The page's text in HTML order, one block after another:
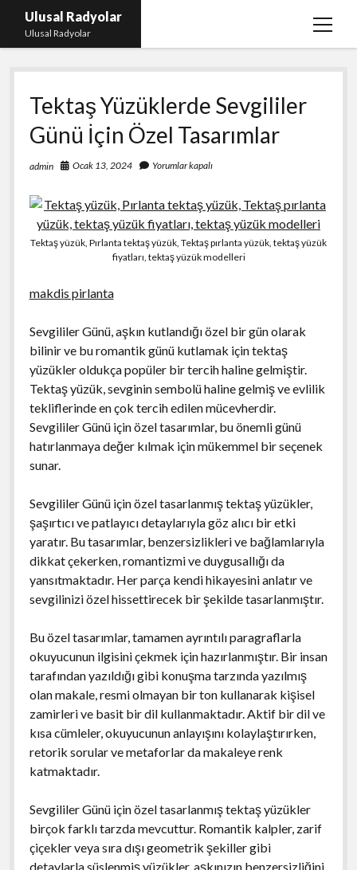
Ulusal Radyolar
Ulusal Radyolar
menüyü
Ana Başlık: Discord Instagram Botu
Instagram Beğeni Kazanma Ücretsiz
Liste
Sayfa Listesi
Tektaş Yüzüklerde Sevgililer
Günü İçin Özel Tasarımlar
admin Ocak 13, 2024 Yorumlar kapalı
Tektaş yüzük, Pırlanta tektaş yüzük, Tektaş pırlanta yüzük, tektaş yüzük
fiyatları, tektaş yüzük modelleri
makdis pirlanta
Sevgililer Günü, aşkın kutlandığı özel bir gün olarak
bilinir ve bu romantik günü kutlamak için tektaş
yüzükler oldukça popüler bir tercih haline gelmiştir.
Tektaş yüzük, sevginin sembolü haline gelmiş ve evlilik
tekliflerinde en çok tercih edilen mücevherdir.
Sevgililer Günü için özel tasarımlar, bu önemli günü
hatırlanmaya değer kılmak için mükemmel bir seçenek
sunar.
Sevgililer Günü için özel tasarlanmış tektaş yüzükler,
şaşırtıcı ve patlayıcı detaylarıyla göz alıcı bir etki
yaratır. Bu tasarımlar, benzersizlikleri ve bağlamlarıyla
dikkat çekerken, romantizmi ve duygusallığı da
yansıtmaktadır. Her parça kendi hikayesini anlatır ve
sevgilinizi özel hissettirecek bir şekilde tasarlanmıştır.
Bu özel tasarımlar, tamamen ayrıntılı paragraflarla
okuyucunun ilgisini çekmek için hazırlanmıştır. Bir insan
tarafından yazıldığı gibi konuşma tarzında yazılmış
olan makale, resmi olmayan bir ton kullanarak kişisel
zamirleri ve basit bir dil kullanmaktadır. Aktif bir dil ve
kısa cümleler, okuyucunun anlayışını kolaylaştırırken,
retorik sorular ve metaforlar da makaleye renk
katmaktadır.
Sevgililer Günü için özel tasarlanmış tektaş yüzükler
birçok farklı tarzda mevcuttur. Romantik kalpler, zarif
çiçekler veya sıra dışı geometrik şekiller gibi
detaylarla süslenmiş yüzükler, aşkınızın benzersizliğini